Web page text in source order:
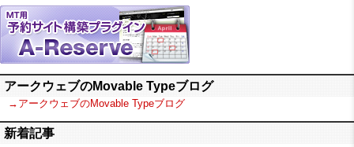
アークウェブのMovable Typeブログ
→アークウェブのMovable Typeブログ
新着記事